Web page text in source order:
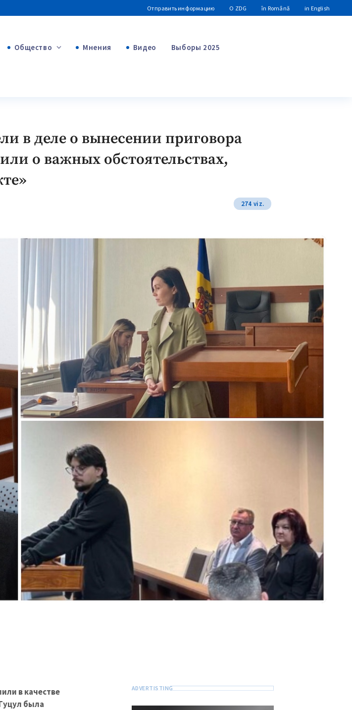
Отправить информацию О ZDG în Română in English
Общество Мнения Видео Выборы 2025
в деле о вынесении приговора
о важных обстоятельствах,
274 viz.
в качестве
была